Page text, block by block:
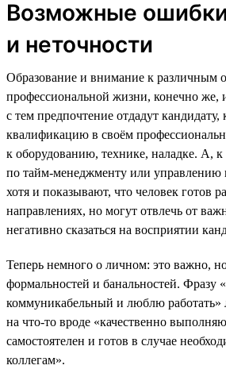
Возможные
и неточности
Образование и внимание к различным
профессиональной жизни, конечно же,
с тем предпочтение отдадут
квалификацию в своём
к оборудованию, технике, наладке. А,
по тайм-менеджменту или управлению
хотя и показывают, что человек готов
направлениях, но могут отвлечь от
негативно сказаться на восприятии
Теперь немного о личном: это важно,
формальностей и банальностей. Фразу
коммуникабельный и люблю работать»
на что-то вроде «качественно
самостоятелен и готов в случае
коллегам».